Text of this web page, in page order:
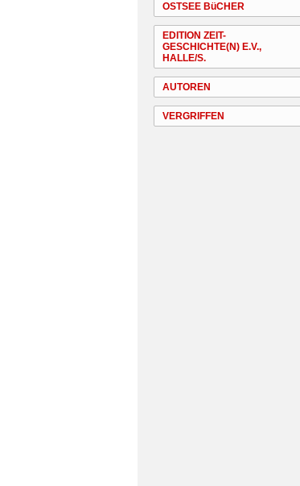
OSTSEE BüCHER
EDITION ZEIT-
GESCHICHTE(N) E.V.,
HALLE/S.
AUTOREN
VERGRIFFEN